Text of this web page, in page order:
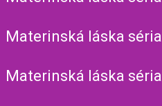
Materinská láska
Materinská láska